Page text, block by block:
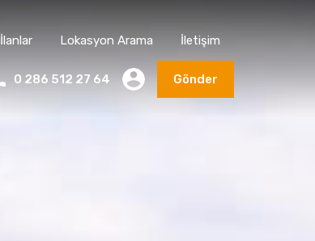
İlanlar Lokasyon Arama İletişim
0 286 512 27 64 Gönder